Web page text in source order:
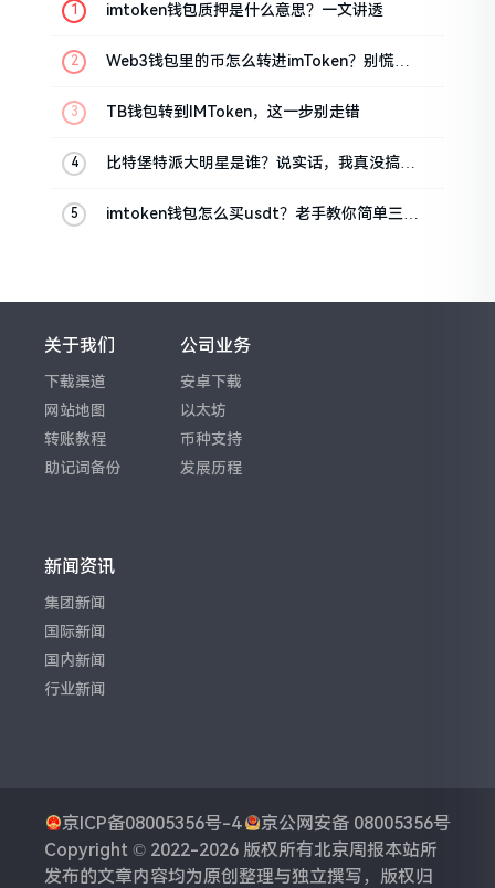
imtoken钱包质押是什么意思？一文讲透
Web3钱包里的币怎么转进imToken？别慌，
TB钱包转到IMToken，这一步别走错
比特堡特派大明星是谁？说实话，我真没搞明
imtoken钱包怎么买usdt？老手教你简单三步
关于我们
下载渠道
网站地图
转账教程
助记词备份
公司业务
安卓下载
以太坊
币种支持
发展历程
新闻资讯
集团新闻
国际新闻
国内新闻
行业新闻
京ICP备08005356号-4
京公网安备 08005356号
Copyright © 2022-2026 版权所有北京周报本站所
发布的文章内容均为原创整理与独立撰写，版权归